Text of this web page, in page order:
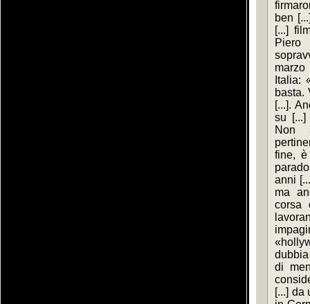
ben
[...]
Italia:
basta.
[...].
su
Non
fine,
anni
ma
corsa
di
[...] da